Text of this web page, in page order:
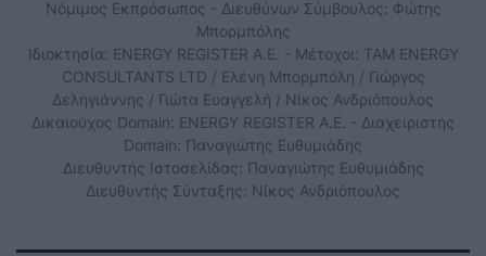
Νόμιμος Εκπρόσωπος - Διευθύνων Σύμβουλος: Φώτης
Μπορμπόλης
Ιδιοκτησία: ENERGY REGISTER Α.Ε. - Μέτοχοι: TAM ENERGY
CONSULTANTS LTD / Ελένη Μπορμπόλη / Γιώργος
Δεληγιάννης / Γιώτα Ευαγγελή / Νίκος Ανδριόπουλος
Δικαιούχος Domain: ENERGY REGISTER Α.Ε. - Διαχειριστής
Domain: Παναγιώτης Ευθυμιάδης
Διευθυντής Ιστοσελίδας: Παναγιώτης Ευθυμιάδης
Διευθυντής Σύνταξης: Νίκος Ανδριόπουλος